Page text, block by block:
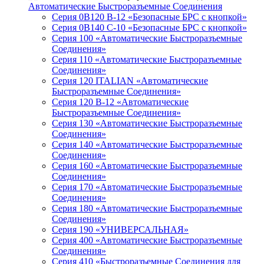
Автоматические Быстроразъемные Соединения
Серия 0B120 B-12 «Безопасные БРС с кнопкой»
Серия 0B140 C-10 «Безопасные БРС с кнопкой»
Серия 100 «Автоматические Быстроразъемные
Соединения»
Серия 110 «Автоматические Быстроразъемные
Соединения»
Серия 120 ITALIAN «Автоматические
Быстроразъемные Соединения»
Серия 120 B-12 «Автоматические
Быстроразъемные Соединения»
Серия 130 «Автоматические Быстроразъемные
Соединения»
Серия 140 «Автоматические Быстроразъемные
Соединения»
Серия 160 «Автоматические Быстроразъемные
Соединения»
Серия 170 «Автоматические Быстроразъемные
Соединения»
Серия 180 «Автоматические Быстроразъемные
Соединения»
Серия 190 «УНИВЕРСАЛЬНАЯ»
Серия 400 «Автоматические Быстроразъемные
Соединения»
Серия 410 «Быстроразъемные Соединения для